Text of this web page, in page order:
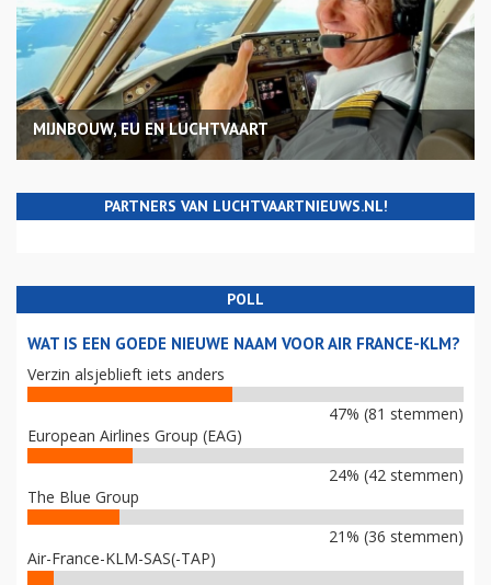
MIJNBOUW, EU EN LUCHTVAART
PARTNERS VAN LUCHTVAARTNIEUWS.NL!
POLL
WAT IS EEN GOEDE NIEUWE NAAM VOOR AIR FRANCE-KLM?
Verzin alsjeblieft iets anders
47% (81 stemmen)
European Airlines Group (EAG)
24% (42 stemmen)
The Blue Group
21% (36 stemmen)
Air-France-KLM-SAS(-TAP)